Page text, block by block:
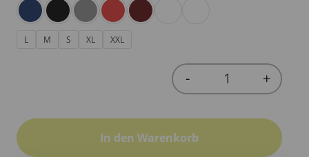
L M S XL XXL
Quantity
- +
In den Warenkorb